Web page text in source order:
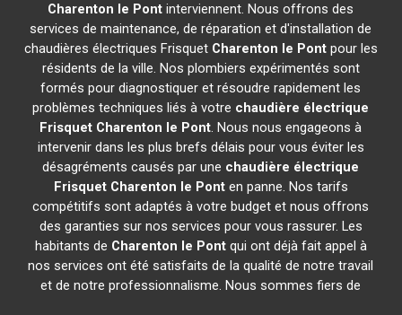
Charenton le Pont interviennent. Nous offrons des
services de maintenance, de réparation et d'installation de
chaudières électriques Frisquet Charenton le Pontpour les
résidents de la ville. Nos plombiers expérimentés sont
formés pour diagnostiquer et résoudre rapidement les
problèmes techniques liés à votre chaudière électrique
Frisquet Charenton le Pont. Nous nous engageons à
intervenir dans les plus brefs délais pour vous éviter les
désagréments causés par une chaudière électrique
Frisquet Charenton le Ponten panne. Nos tarifs
compétitifs sont adaptés à votre budget et nous offrons
des garanties sur nos services pour vous rassurer. Les
habitants de Charenton le Pontqui ont déjà fait appel à
nos services ont été satisfaits de la qualité de notre travail
et de notre professionnalisme. Nous sommes fiers de